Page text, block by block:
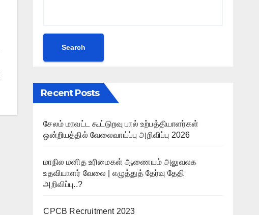
Search
Recent Posts
சேலம் மாவட்ட கூட்டுறவு பால் உற்பத்தியாளர்கள்
ஒன்றியத்தில் வேலைவாய்ப்பு அறிவிப்பு 2026
மாநில மனித உரிமைகள் ஆணையம் அலுவலக
உதவியாளர் வேலை | எழுத்துத் தேர்வு தேதி
அறிவிப்பு..?
CPCB Recruitment 2023